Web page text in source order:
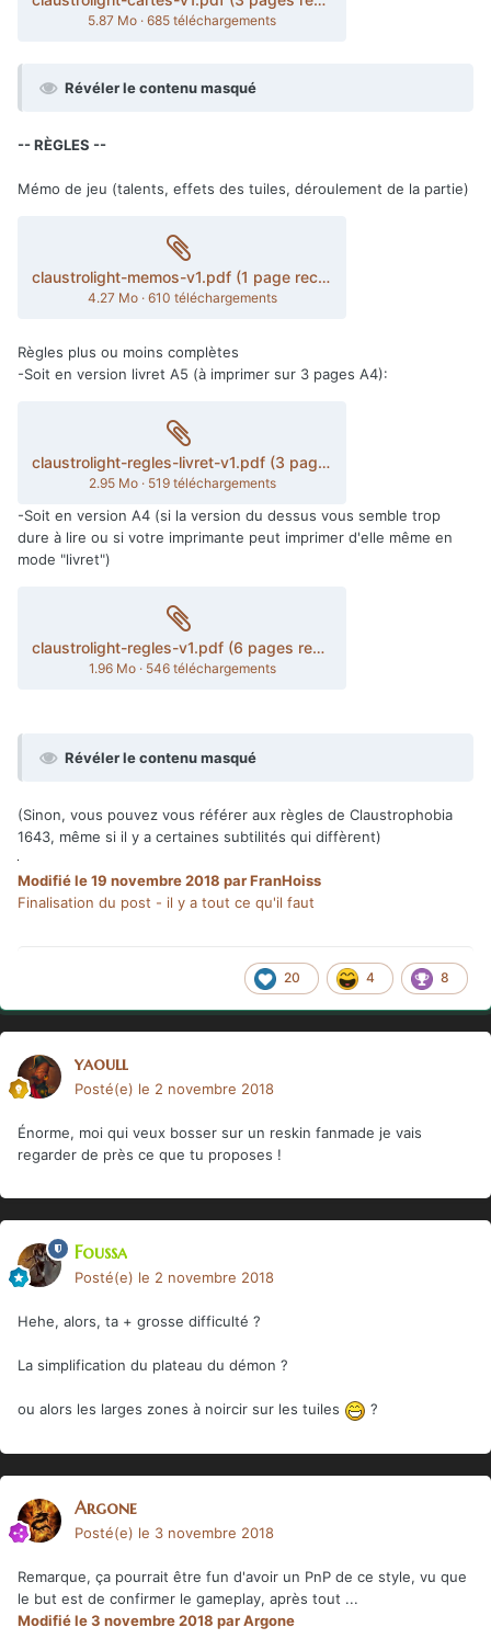
5.87 Mo · 685 téléchargements
Révéler le contenu masqué
-- RÈGLES --
Mémo de jeu (talents, effets des tuiles, déroulement de la partie)
claustrolight-memos-v1.pdf (1 page recto/verso)
4.27 Mo· 610 téléchargements
Règles plus ou moins complètes
-Soit en version livret A5 (à imprimer sur 3 pages A4):
claustrolight-regles-livret-v1.pdf (3 pages recto/verso)
2.95 Mo· 519 téléchargements
-Soit en version A4 (si la version du dessus vous semble trop
dure à lire ou si votre imprimante peut imprimer d'elle même en
mode "livret")
claustrolight-regles-v1.pdf (6 pages recto/verso)
1.96 Mo· 546 téléchargements
Révéler le contenu masqué
(Sinon, vous pouvez vous référer aux règles de Claustrophobia
1643, même si il y a certaines subtilités qui diffèrent)
Modifiéle 19 novembre 2018 par FranHoiss
Finalisation du post - il y a tout ce qu'il faut
20 4 8
yaoull
Posté(e) le 2 novembre 2018
Énorme, moi qui veux bosser sur un reskin fanmade je vais
regarder de près ce que tu proposes !
Foussa
Posté(e) le 2 novembre 2018
Hehe, alors, ta + grosse difficulté ?
La simplification du plateau du démon ?
ou alors les larges zones à noircir sur les tuiles ?
Argone
Posté(e) le 3 novembre 2018
Remarque, ça pourrait être fun d'avoir un PnP de ce style, vu que
le but est de confirmer le gameplay, après tout ...
Modifiéle 3 novembre 2018 par Argone